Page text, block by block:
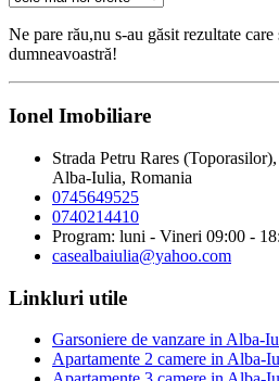
Ne pare rău,nu s-au găsit rezultate
dumneavoastră!
Ionel Imobiliare
Strada Petru Rares
Alba-Iulia, Romania
0745649525
0740214410
Program: luni - Vineri 09:00 -
casealbaiulia@yahoo.com
Linkluri utile
Garsoniere de vanzare in Alba-
Apartamente 2 camere in Alba-